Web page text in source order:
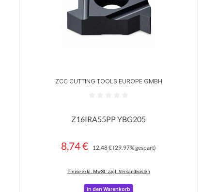
ZCC CUTTING TOOLS EUROPE GMBH
Z16IRA55PP YBG205
Verkaufspreis:
8,74 € 12,48 €(29.97% gespart)
Preise exkl. MwSt. zzgl. Versandkosten
In den Warenkorb